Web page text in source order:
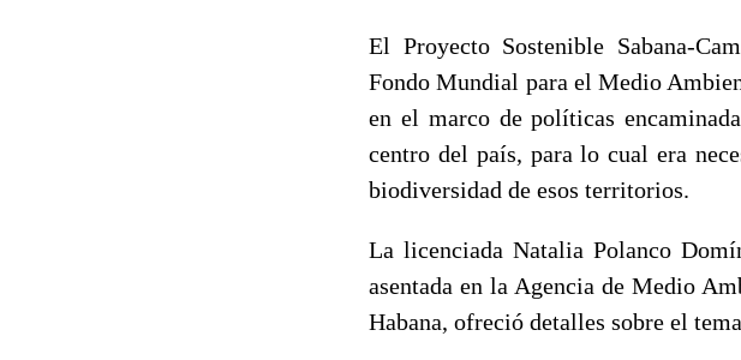
El Proyecto Sostenible Sabana-
Fondo Mundial para el Medio
en el marco de políticas
centro del país, para lo cual era
biodiversidad de esos territorios.
La licenciada Natalia Polanco
asentada en la Agencia de Medio
Habana, ofreció detalles sobre el